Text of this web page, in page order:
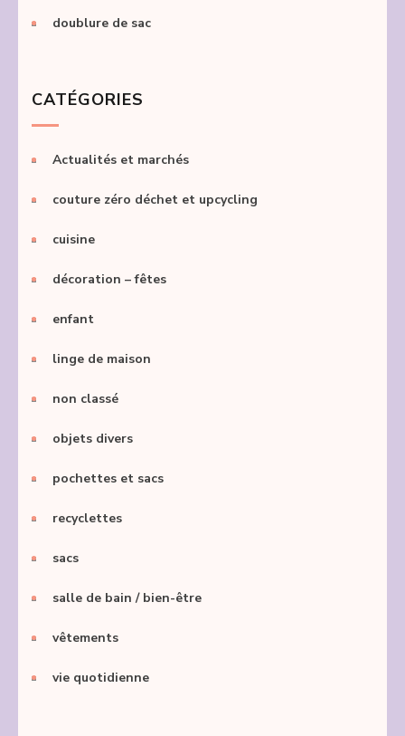
doublure de sac
CATÉGORIES
Actualités et marchés
couture zéro déchet et upcycling
cuisine
décoration – fêtes
enfant
linge de maison
non classé
objets divers
pochettes et sacs
recyclettes
sacs
salle de bain / bien-être
vêtements
vie quotidienne